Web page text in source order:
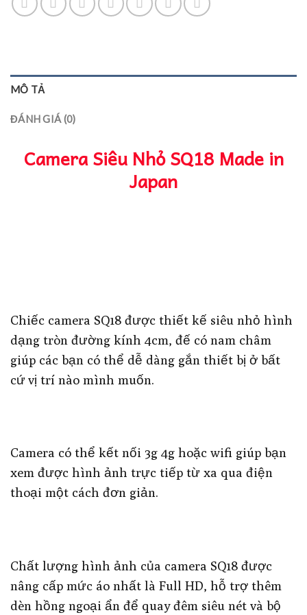
MÔ TẢ
ĐÁNH GIÁ (0)
Camera Siêu Nhỏ SQ18 Made in
Japan
Chiếc camera SQ18 được thiết kế siêu nhỏ hình
dạng tròn đường kính 4cm, đế có nam châm
giúp các bạn có thể dễ dàng gắn thiết bị ở bất
cứ vị trí nào mình muốn.
Camera có thể kết nối 3g 4g hoặc wifi giúp bạn
xem được hình ảnh trực tiếp từ xa qua điện
thoại một cách đơn giản.
Chất lượng hình ảnh của camera SQ18 được
nâng cấp mức áo nhất là Full HD, hỗ trợ thêm
dèn hồng ngoại ẩn để quay đêm siêu nét và bộ